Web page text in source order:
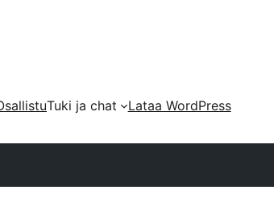
Tuki ja chat
Lataa WordPress